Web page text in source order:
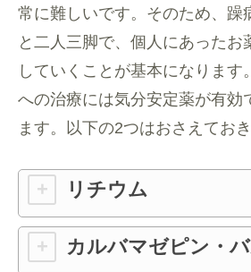
常に難しいです。そのため、躁
と二人三脚で、個人にあったお
していくことが基本になります
への治療には気分安定薬が有効
ます。以下の2つはおさえておき
リチウム
カルバマゼピン・